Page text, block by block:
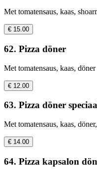
Met tomatensaus, kaas,
€ 15.00
62. Pizza döner
Met tomatensaus, kaas, döner
€ 12.00
63. Pizza döner
Met tomatensaus, kaas,
€ 14.00
64. Pizza kapsalon